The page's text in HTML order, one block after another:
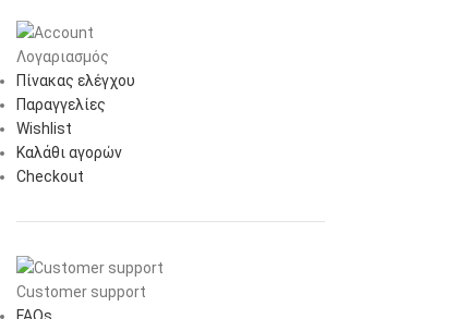
Λογαριασμός
Πίνακας ελέγχου
Παραγγελίες
Wishlist
Καλάθι αγορών
Checkout
Customer support